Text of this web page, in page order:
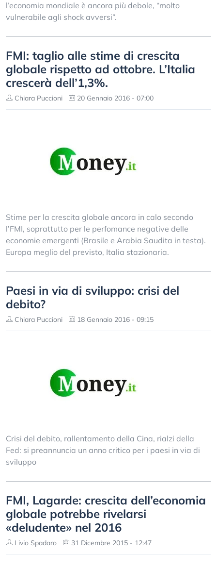
l’economia mondiale è ancora più debole, “molto
vulnerabile agli shock avversi”.
FMI: taglio alle stime di crescita
globale rispetto ad ottobre. L’Italia
crescerà dell’1,3%.
Chiara Puccioni 20 Gennaio 2016 - 07:00
Stime per la crescita globale ancora in calo secondo
l’FMI, soprattutto per le perfomance negative delle
economie emergenti (Brasile e Arabia Saudita in testa).
Europa meglio del previsto, Italia stazionaria.
Paesi in via di sviluppo: crisi del
debito?
Chiara Puccioni 18 Gennaio 2016 - 09:15
Crisi del debito, rallentamento della Cina, rialzi della
Fed: si preannuncia un anno critico per i paesi in via di
sviluppo
FMI, Lagarde: crescita dell’economia
globale potrebbe rivelarsi
«deludente» nel 2016
Livio Spadaro 31 Dicembre 2015 - 12:47